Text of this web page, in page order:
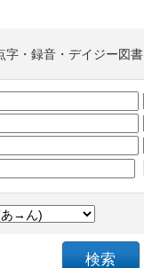
字・録音・デイジー図書